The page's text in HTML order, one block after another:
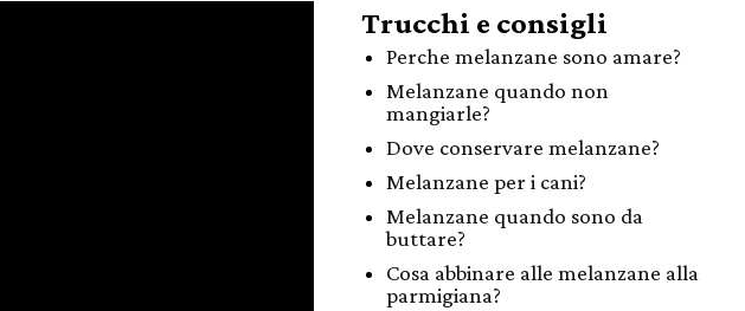
Trucchi e consigli
Perche melanzane sono amare?
Melanzane quando non
mangiarle?
Dove conservare melanzane?
Melanzane per i cani?
Melanzane quando sono da
buttare?
Cosa abbinare alle melanzane alla
parmigiana?